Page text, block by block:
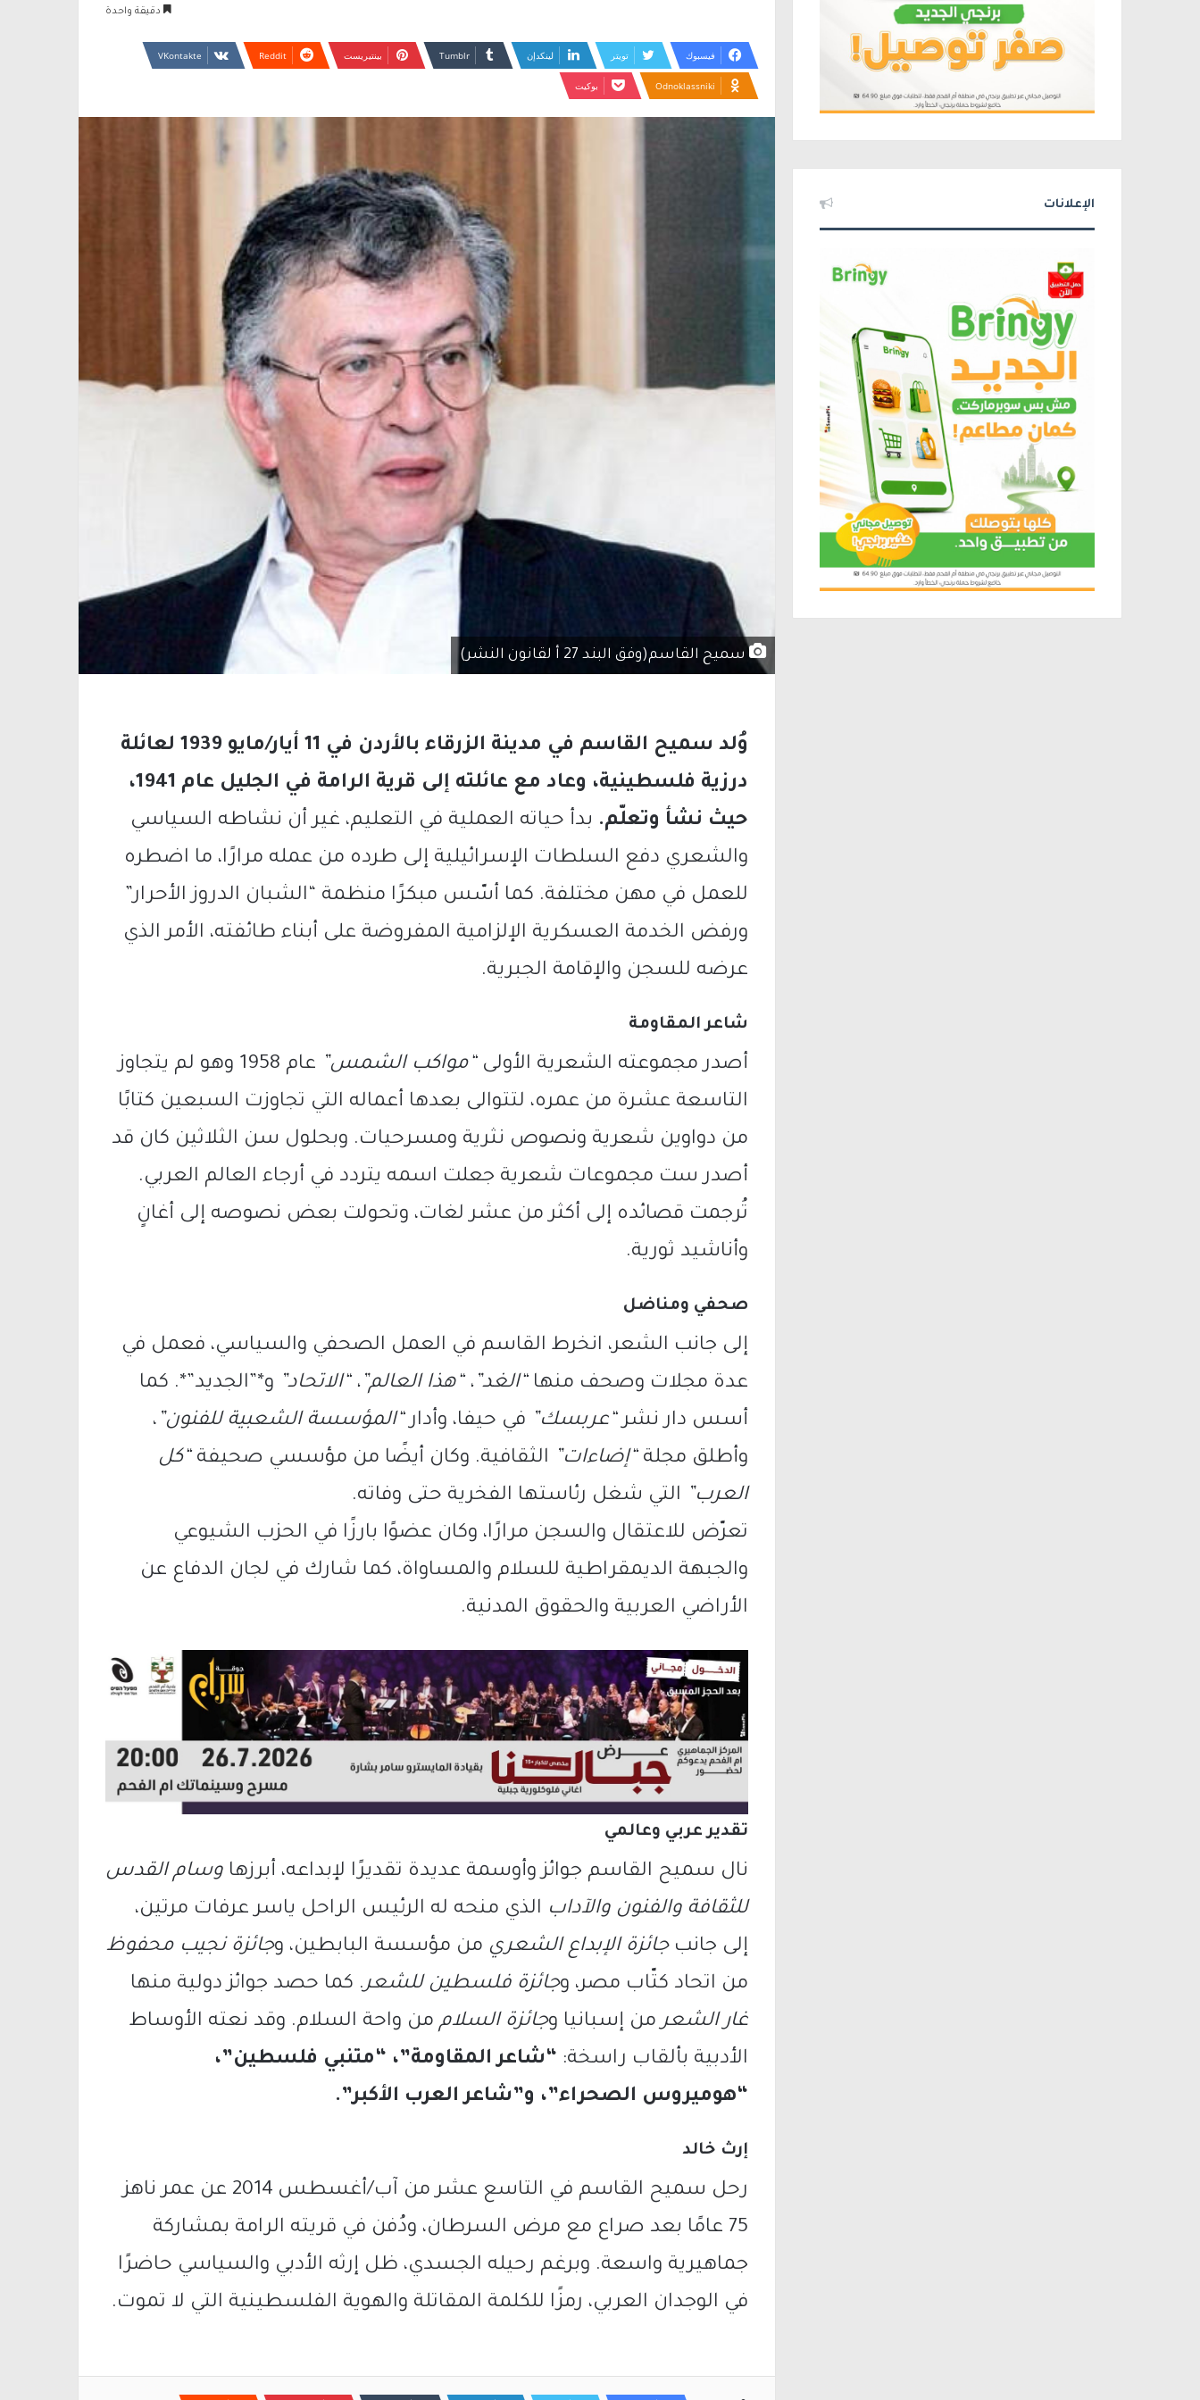
دقيقة واحدة
فيسبوك تويتر لينكدإن بينتيريست
Odnoklassniki بوكيت
سميح القاسم(وفق البند 27 أ لقانون النشر)
وُلد سميح القاسم في مدينة الزرقاء بالأردن في 11 أيار/مايو 1939 لعائلة
درزية فلسطينية، وعاد مع عائلته إلى قرية الرامة في الجليل عام 1941،
حيث نشأ وتعلّم. بدأ حياته العملية في التعليم، غير أن نشاطه السياسي
والشعري دفع السلطات الإسرائيلية إلى طرده من عمله مرارًا، ما اضطره
للعمل في مهن مختلفة. كما أسّس مبكرًا منظمة “الشبان الدروز الأحرار”
ورفض الخدمة العسكرية الإلزامية المفروضة على أبناء طائفته، الأمر الذي
عرضه للسجن والإقامة الجبرية.
شاعر المقاومة
أصدر مجموعته الشعرية الأولى“مواكب الشمس”
عام 1958 وهو لم يتجاوز
التاسعة عشرة من عمره، لتتوالى بعدها أعماله التي تجاوزت السبعين كتابًا
من دواوين شعرية ونصوص نثرية ومسرحيات. وبحلول سن الثلاثين كان قد
أصدر ست مجموعات شعرية جعلت اسمه يتردد في أرجاء العالم العربي.
تُرجمت قصائده إلى أكثر من عشر لغات، وتحولت بعض نصوصه إلى أغانٍ
وأناشيد ثورية.
صحفي ومناضل
إلى جانب الشعر، انخرط القاسم في العمل الصحفي والسياسي، فعمل في
عدة مجلات وصحف منها“الغد”، “هذا العالم”، “الاتحاد” و*”الجديد”*. كما
أسس دار نشر“عربسك” في حيفا، وأدار“المؤسسة الشعبية للفنون” ،
وأطلق مجلة“إضاءات” الثقافية. وكان أيضًا من مؤسسي صحيفة“كل
العرب” التي شغل رئاستها الفخرية حتى وفاته.
تعرّض للاعتقال والسجن مرارًا، وكان عضوًا بارزًا في الحزب الشيوعي
والجبهة الديمقراطية للسلام والمساواة، كما شارك في لجان الدفاع عن
الأراضي العربية والحقوق المدنية.
تقدير عربي وعالمي
نال سميح القاسم جوائز وأوسمة عديدة تقديرًا لإبداعه، أبرزها وسام القدس
للثقافة والفنون والآداب الذي منحه له الرئيس الراحل ياسر عرفات مرتين،
إلى جانبجائزة الإبداع الشعري من مؤسسة البابطين، وجائزة نجيب محفوظ
من اتحاد كتّاب مصر، وجائزة فلسطين للشعر. كما حصد جوائز دولية منها
غار الشعرمن إسبانيا وجائزة السلاممن واحة السلام. وقد نعته الأوساط
الأدبية بألقاب راسخة: “شاعر المقاومة”، “متنبي فلسطين”،
“هوميروس الصحراء”، و”شاعر العرب الأكبر”.
إرث خالد
رحل سميح القاسم في التاسع عشر من آب/أغسطس 2014 عن عمر ناهز
75 عامًا بعد صراع مع مرض السرطان، ودُفن في قريته الرامة بمشاركة
جماهيرية واسعة. وبرغم رحيله الجسدي، ظل إرثه الأدبي والسياسي حاضرًا
في الوجدان العربي، رمزًا للكلمة المقاتلة والهوية الفلسطينية التي لا تموت.
الإعلانات